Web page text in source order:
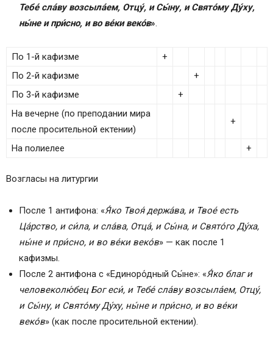
Тебе́ сла́ву возсыла́ем, Отцу́, и Сы́ну, и Свято́му Ду́ху,
ны́не и при́сно, и во ве́ки веко́в».
По 1-й кафизме
+
По 2-й кафизме
+
По 3-й кафизме
+
На вечерне (по преподании мира
после просительной ектении)
+
На полиелее +
Возгласы на литургии
После 1 антифона: «Я́ко Твоя́ держа́ва, и Твое́ есть
Ца́рство, и си́ла, и сла́ва, Отца́, и Сы́на, и Свято́го Ду́ха,
ны́не и при́сно, и во ве́ки веко́в» — как после 1
кафизмы.
После 2 антифона с «Единоро́дный Сы́не»: «Я́ко благ и
человеколю́бец Бог еси́, и Тебе́ сла́ву возсыла́ем, Отцу́,
и Сы́ну, и Свято́му Ду́ху, ны́не и при́сно, и во ве́ки
веко́в» (как после просительной ектении).